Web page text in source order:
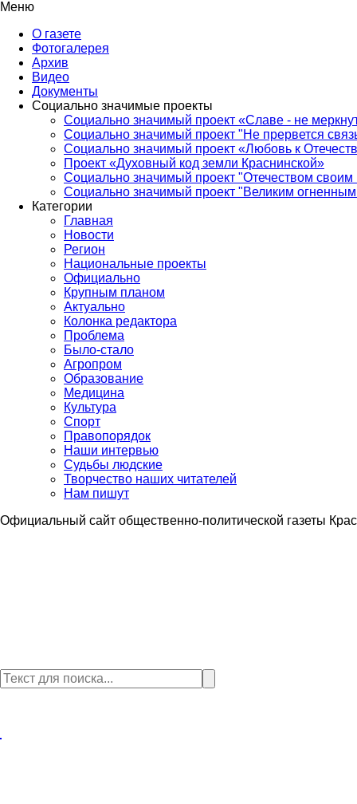
Меню
О газете
Фотогалерея
Архив
Видео
Документы
Социально значимые проекты
Социально значимый проект «Славе - не
Социально значимый проект "Не прервется
Социально значимый проект «Любовь к
Проект «Духовный код земли Краснинской»
Социально значимый проект "Отечеством своим
Социально значимый проект "Великим
Категории
Главная
Новости
Регион
Национальные проекты
Официально
Крупным планом
Актуально
Колонка редактора
Проблема
Было-стало
Агропром
Образование
Медицина
Культура
Спорт
Правопорядок
Наши интервью
Судьбы людские
Творчество наших читателей
Нам пишут
Официальный сайт общественно-политической газеты